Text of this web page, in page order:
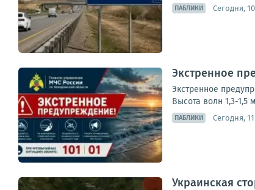
ПАБЛИКИ Сегодня,
Экстренное
Экстренное
Высота волн 1,3-
ПАБЛИКИ Сегодня,
Украинская